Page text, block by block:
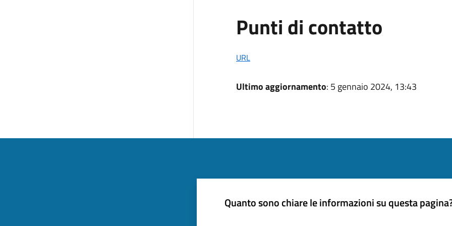
Punti di contatto
URL
Ultimo aggiornamento: 5 gennaio 2024, 13:43
Quanto sono chiare le informazioni su questa